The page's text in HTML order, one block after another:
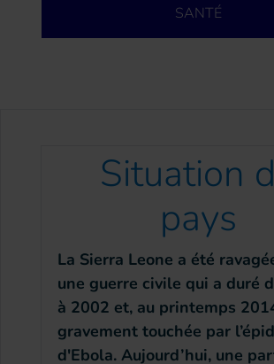
SANTÉ
Situation
pays
La Sierra Leone a été
une guerre civile qui a duré
à 2002 et, au printemps
gravement touchée par
d'Ebola. Aujourd’hui, une